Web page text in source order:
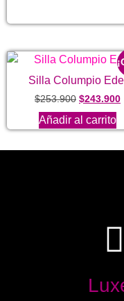
Silla Columpio
$253.900 $243.900
Añadir al carrito